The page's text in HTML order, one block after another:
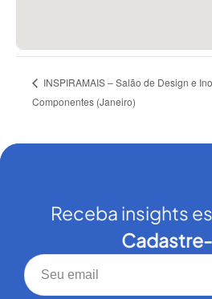
INSPIRAMAIS – Salão de Design e
Componentes (Janeiro)
Receba insights